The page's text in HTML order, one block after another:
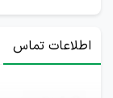
اطلاعات تماس